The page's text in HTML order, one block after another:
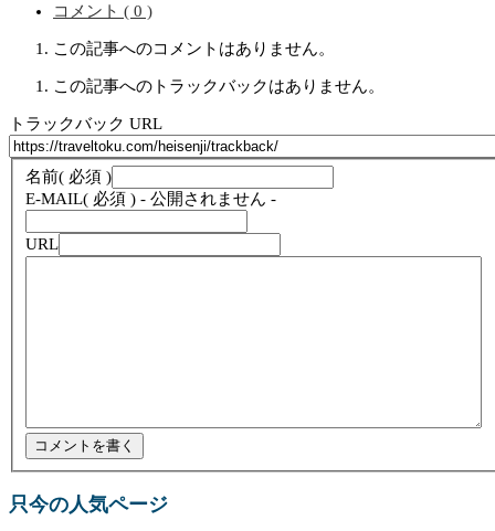
コメント ( 0 )
この記事へのコメントはありません。
この記事へのトラックバックはありません。
トラックバック URL
名前( 必須 )
E-MAIL( 必須 ) - 公開されません -
URL
只今の人気ページ